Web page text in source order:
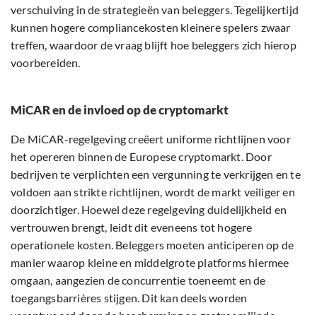
verschuiving in de strategieën van beleggers. Tegelijkertijd
kunnen hogere compliancekosten kleinere spelers zwaar
treffen, waardoor de vraag blijft hoe beleggers zich hierop
voorbereiden.
MiCAR en de invloed op de cryptomarkt
De MiCAR-regelgeving creëert uniforme richtlijnen voor
het opereren binnen de Europese cryptomarkt. Door
bedrijven te verplichten een vergunning te verkrijgen en te
voldoen aan strikte richtlijnen, wordt de markt veiliger en
doorzichtiger. Hoewel deze regelgeving duidelijkheid en
vertrouwen brengt, leidt dit eveneens tot hogere
operationele kosten. Beleggers moeten anticiperen op de
manier waarop kleine en middelgrote platforms hiermee
omgaan, aangezien de concurrentie toeneemt en de
toegangsbarrières stijgen. Dit kan deels worden